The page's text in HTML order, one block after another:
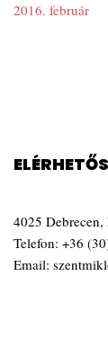
2016. február
4025 Debrecen,
Telefon: +36
Email: